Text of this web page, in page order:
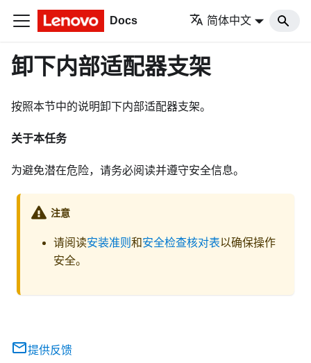
Docs 简体中文
卸下内部适配器支架
按照本节中的说明卸下内部适配器支架。
关于本任务
为避免潜在危险，请务必阅读并遵守安全信息。
注意
请阅读安装准则 和安全检查核对表以确保操作
安全。
提供反馈